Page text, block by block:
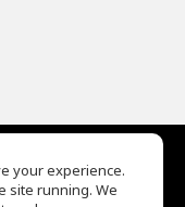
your experience.
site running. We